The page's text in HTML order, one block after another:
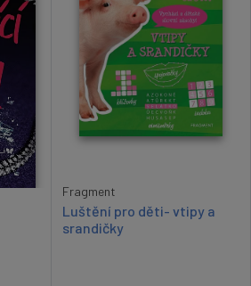
Fragment
Luštění pro děti- vtipy a
srandičky